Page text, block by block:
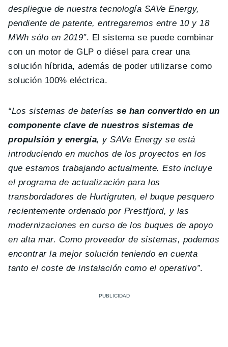
despliegue de nuestra tecnología SAVe Energy,
pendiente de patente, entregaremos entre 10 y 18
MWh sólo en 2019″. El sistema se puede combinar
con un motor de GLP o diésel para crear una
solución híbrida, además de poder utilizarse como
solución 100% eléctrica.
“Los sistemas de bateríasse han convertido en un
componente clave de nuestros sistemas de
propulsión y energía, y SAVe Energy se está
introduciendo en muchos de los proyectos en los
que estamos trabajando actualmente. Esto incluye
el programa de actualización para los
transbordadores de Hurtigruten, el buque pesquero
recientemente ordenado por Prestfjord, y las
modernizaciones en curso de los buques de apoyo
en alta mar. Como proveedor de sistemas, podemos
encontrar la mejor solución teniendo en cuenta
tanto el coste de instalación como el operativo”.